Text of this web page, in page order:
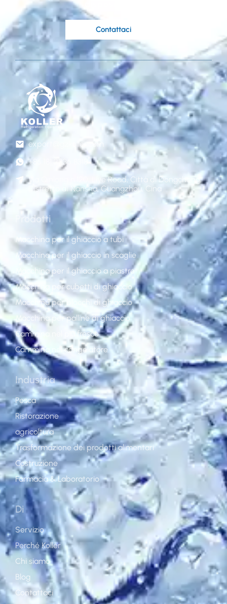
Contattaci
export@gzkoller.com
+86 181 2236 8318
Via Qinlong n.120, Liye Road, Città di Dongchong,
Distretto di Nansha, Guangzhou, Cina
Prodotti
Macchina per il ghiaccio a tubi
Macchina per il ghiaccio in scaglie
Macchina per il ghiaccio a piastre
Macchina per cubetti di ghiaccio
Macchina per blocchi di ghiaccio
Macchina per palline di ghiaccio
Cammina nel più fresco
Cammina nel congelatore
Industria
Pesca
Ristorazione
agricoltura
Trasformazione dei prodotti alimentari
Costruzione
Farmacia & Laboratorio
Di
Servizio
Perché Koller
Chi siamo
Blog
Contattaci